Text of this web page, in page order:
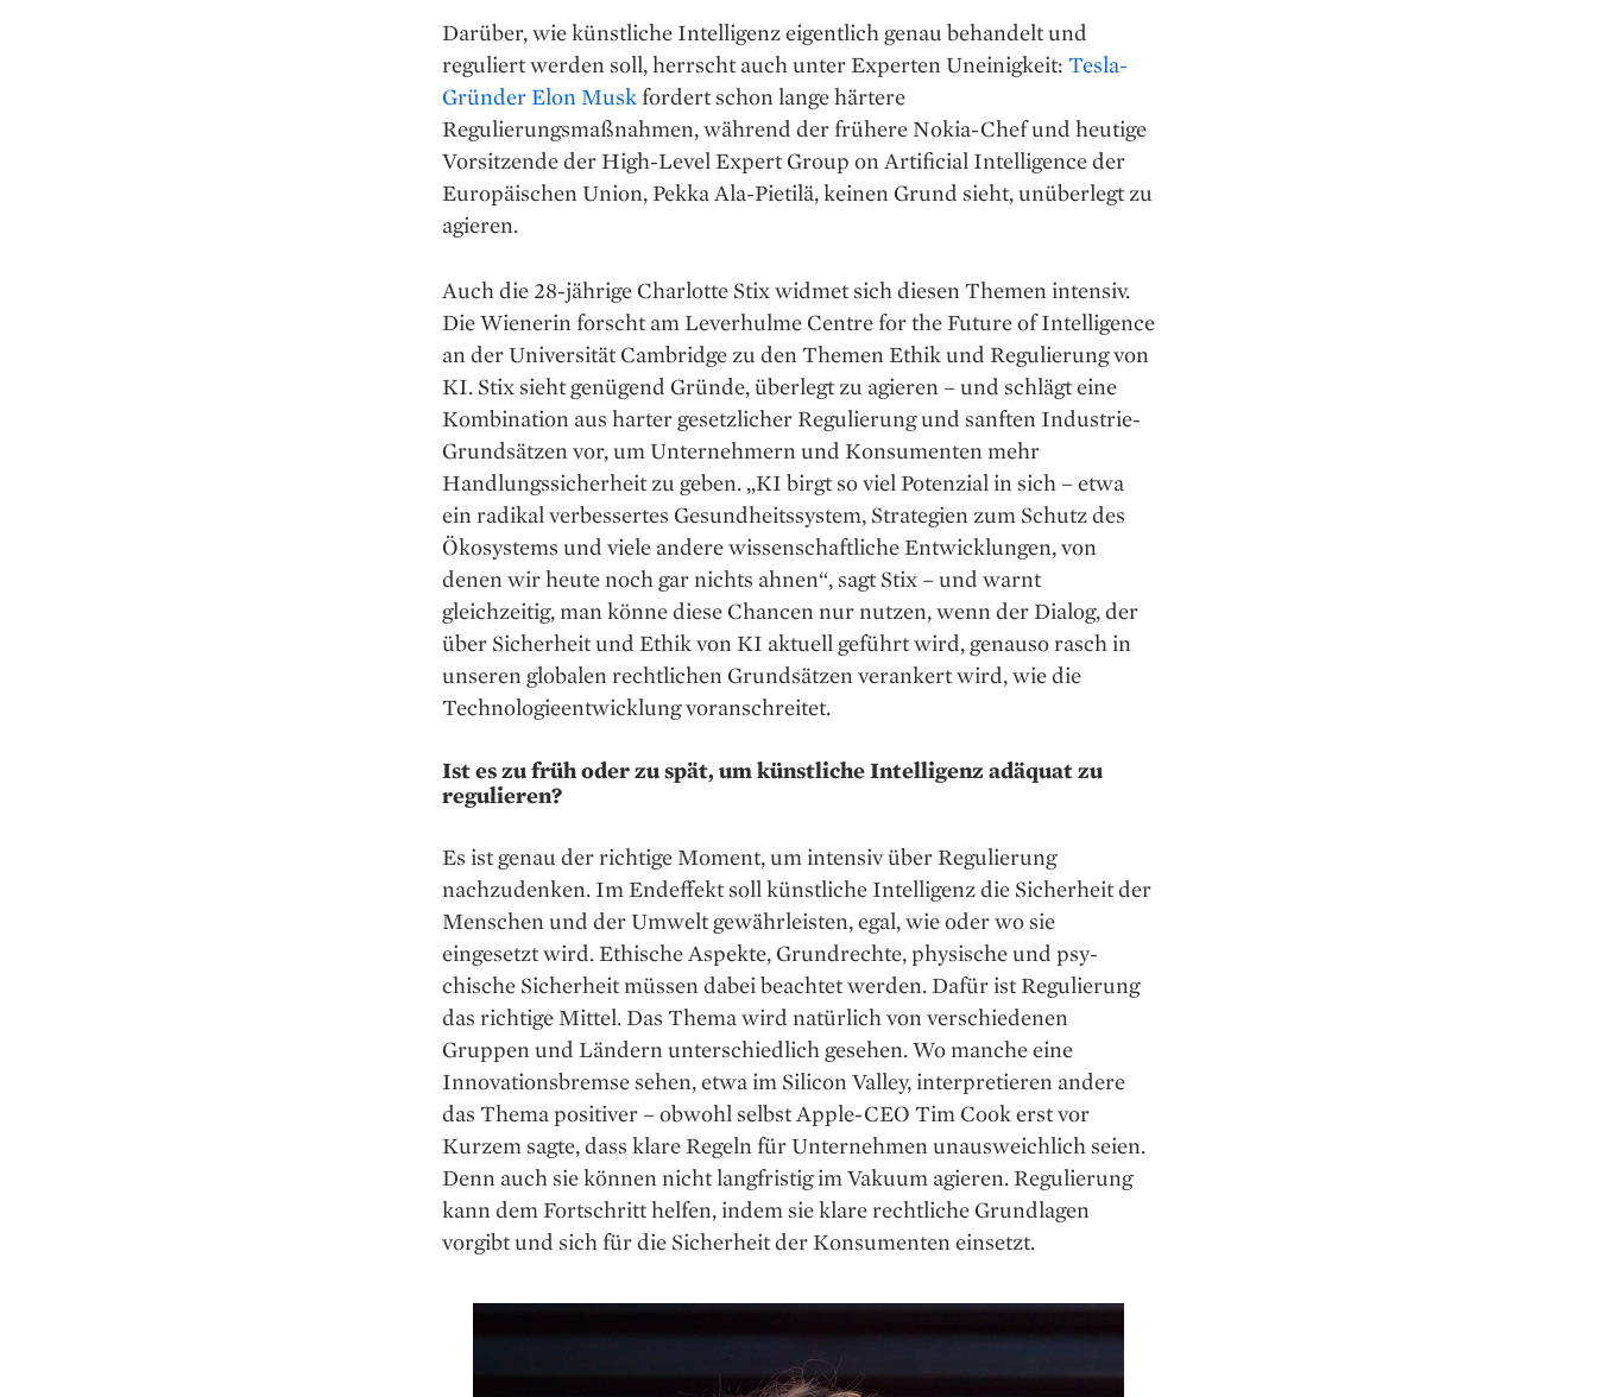
Darüber, wie künstliche Intelligenz eigentlich genau behandelt und
reguliert werden soll, herrscht auch unter Experten Uneinigkeit: Tesla-
Gründer Elon Muskfordert schon lange härtere
Regulierungsmaßnahmen, während der frühere Nokia-Chef und heutige
Vorsitzende der High-Level Expert Group on Artificial Intelligence der
Europäischen Union, Pekka Ala-Pietilä, keinen Grund sieht, unüberlegt zu
agieren.
Auch die 28-jährige Charlotte Stix widmet sich diesen Themen intensiv.
Die Wienerin forscht am Leverhulme Centre for the Future of Intelligence
an der Universität Cambridge zu den Themen Ethik und Regulierung von
KI. Stix sieht genügend Gründe, überlegt zu agieren – und schlägt eine
Kombination aus harter gesetzlicher Regulierung und sanften Industrie-
Grundsätzen vor, um Unternehmern und Konsumenten mehr
Handlungssicherheit zu geben. „KI birgt so viel Potenzial in sich – etwa
ein radikal verbessertes Gesundheitssystem, Strategien zum Schutz des
Ökosystems und viele andere wissenschaftliche Entwicklungen, von
denen wir heute noch gar nichts ahnen“, sagt Stix – und warnt
gleichzeitig, man könne diese Chancen nur nutzen, wenn der Dialog, der
über Sicherheit und Ethik von KI aktuell geführt wird, genauso rasch in
unseren globalen rechtlichen Grundsätzen verankert wird, wie die
Technologieentwicklung voranschreitet.
Ist es zu früh oder zu spät, um künstliche Intelligenz adäquat zu
regulieren?
Es ist genau der richtige Moment, um intensiv über Regulierung
nachzudenken. Im Endeffekt soll künst­liche Intelligenz die Sicherheit der
Menschen und der Umwelt gewährleisten, egal, wie oder wo sie
eingesetzt wird. Ethische Aspekte, Grundrechte, physische und psy­
chische Sicherheit müssen dabei ­beachtet werden. Dafür ist Regu­lierung
das richtige Mittel. Das Thema wird natürlich von verschiedenen
Gruppen und Ländern unterschiedlich gesehen. Wo manche eine
Innovationsbremse ­sehen, etwa im Silicon Valley, interpretieren andere
das Thema positiver – obwohl selbst Apple-CEO Tim Cook erst vor
Kurzem sagte, dass ­klare Regeln für Unternehmen unausweichlich seien.
Denn auch sie können nicht langfristig im Vakuum agieren. Regulierung
kann dem Fortschritt helfen, indem sie klare rechtliche Grundlagen
vorgibt und sich für die Sicherheit der Konsumenten einsetzt.